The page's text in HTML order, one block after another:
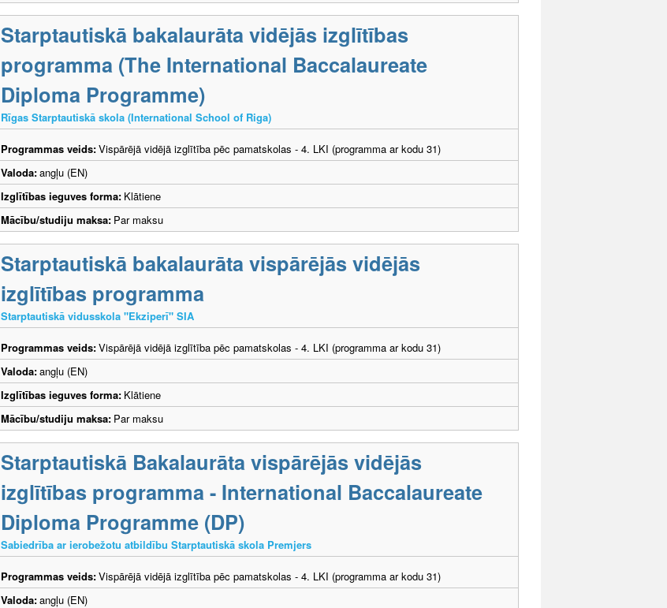
Starptautiskā bakalaurāta vidējās izglītības
programma (The International Baccalaureate
Diploma Programme)
Rīgas Starptautiskā skola (International School of Riga)
Programmas veids:Vispārējā vidējā izglītība pēc pamatskolas - 4. LKI (programma ar kodu 31)
Valoda:angļu (EN)
Izglītības ieguves forma: Klātiene
Mācību/studiju maksa: Par maksu
Starptautiskā bakalaurāta vispārējās vidējās
izglītības programma
Starptautiskā vidusskola "Ekziperī" SIA
Programmas veids:Vispārējā vidējā izglītība pēc pamatskolas - 4. LKI (programma ar kodu 31)
Valoda:angļu (EN)
Izglītības ieguves forma: Klātiene
Mācību/studiju maksa: Par maksu
Starptautiskā Bakalaurāta vispārējās vidējās
izglītības programma - International Baccalaureate
Diploma Programme (DP)
Sabiedrība ar ierobežotu atbildību Starptautiskā skola Premjers
Programmas veids:Vispārējā vidējā izglītība pēc pamatskolas - 4. LKI (programma ar kodu 31)
Valoda:angļu (EN)